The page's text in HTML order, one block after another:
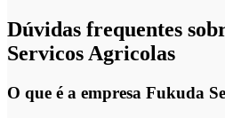
Dúvidas frequentes
Servicos Agricolas
O que é a empresa Fukuda